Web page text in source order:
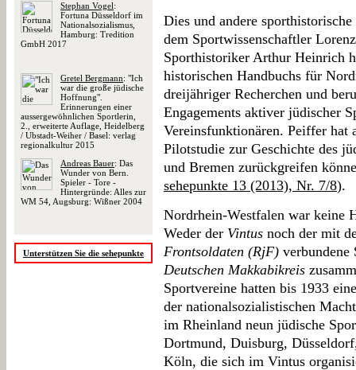
Stephan Vogel:
Fortuna Düsseldorf im
Nationalsozialismus,
Hamburg: Tredition
GmbH 2017
Gretel Bergmann: "Ich
war die große jüdische
Hoffnung".
Erinnerungen einer
aussergewöhnlichen Sportlerin,
2., erweiterte Auflage, Heidelberg
/ Ubstadt-Weiher / Basel: verlag
regionalkultur 2015
Andreas Bauer: Das
Wunder von Bern.
Spieler - Tore -
Hintergründe: Alles zur
WM 54, Augsburg: Wißner 2004
Unterstützen Sie die sehepunkte
Dies und andere
dem Sportwissenschaftler
Sporthistoriker Arthur Heinrich
historischen Handbuchs für
dreijähriger Recherchen und
Engagements aktiver jüdischer
Vereinsfunktionären. Peiffer hat
Pilotstudie zur Geschichte des
und Bremen zurückgreifen
sehepunkte 13 (2013), Nr. 7/8).
Nordrhein-Westfalen war keine
Weder der Vintus noch der mit
Frontsoldaten (RjF)
Deutschen Makkabikreis
Sportvereine hatten bis 1933
der nationalsozialistischen
im Rheinland neun jüdische
Dortmund, Duisburg,
Köln, die sich im Vintus